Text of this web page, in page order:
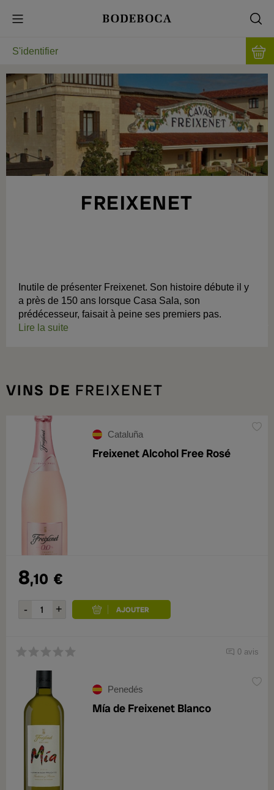
S'identifier
FREIXENET
Inutile de présenter Freixenet. Son histoire débute il y
a près de 150 ans lorsque Casa Sala, son
prédécesseur, faisait à peine ses premiers pas.
Lire la suite
VINS DE FREIXENET
Cataluña
Freixenet Alcohol Free Rosé
8,10 €
0 avis
Penedés
Mía de Freixenet Blanco